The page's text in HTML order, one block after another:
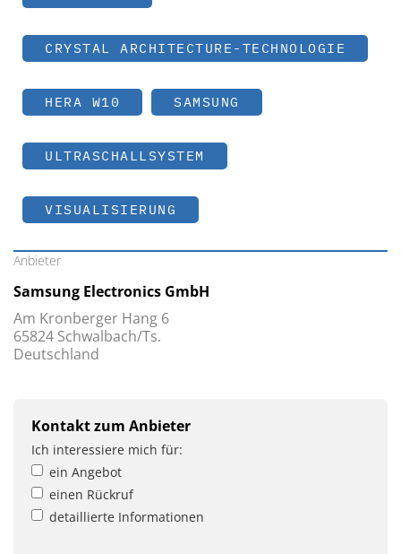
CRYSTAL ARCHITECTURE-TECHNOLOGIE
HERA W10 SAMSUNG
ULTRASCHALLSYSTEM
VISUALISIERUNG
Anbieter
Samsung Electronics GmbH
Am Kronberger Hang 6
65824 Schwalbach/Ts.
Deutschland
Kontakt zum Anbieter
Ich interessiere mich für:
ein Angebot
einen Rückruf
detaillierte Informationen